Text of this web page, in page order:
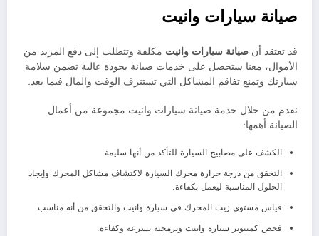
صيانة سيارات وانيت
قد تعتقد أن صيانة سيارات وانيت مكلفة وتتطلب إلى دفع المزيد من
الأموال، معنا ستحصل على خدمات صيانة بجودة عالية تضمن سلامة
سيارتك وتمنع تفاقم المشاكل التي تستنزف الوقت والمال فيما بعد.
نقدم من خلال خدمة صيانة سيارات وانيت مجموعة من أعمال
الصيانة أهمها:
الكشف على مصابيح السيارة للتأكد من أنها سليمة.
التحقق من درجة حرارة محرك السيارة لاكتشاف مشاكل المحرك وإيجاد
الحلول المناسبة ليعمل بكفاءة.
قياس مستوى زيت المحرك في سيارة وانيت والتحقق من أنه مناسب.
فحص كمبيوتر سيارة وانيت وبرمجته بسرعة وكفاءة.